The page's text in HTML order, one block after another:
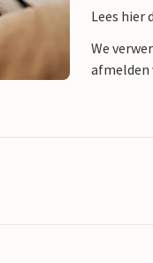
Lees hier
We
afmelden